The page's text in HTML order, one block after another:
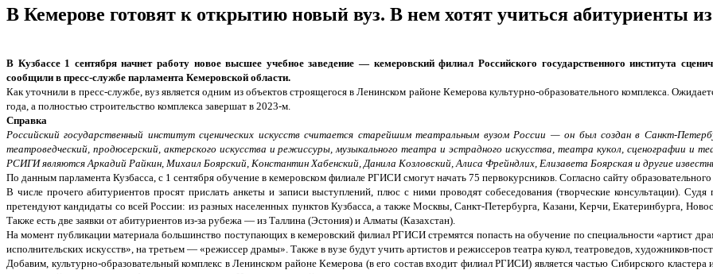
В Кемерове готовят к открытию новый вуз. В нем хотят учиться абитуриенты
В Кузбассе 1 сентября начнет работу новое высшее учебное заведение — кемеровский филиал Российского государственного института
сообщили в пресс-службе парламента Кемеровской области.
Как уточнили в пресс-службе, вуз является одним из объектов строящегося в Ленинском районе Кемерова культурно-образовательного комплекса.
года, а полностью строительство комплекса завершат в 2023-м.
Справка
Российский государственный институт сценических искусств считается старейшим театральным вузом России — он был создан в Санкт-
театроведческий, продюсерский, актерского искусства и режиссуры, музыкального театра и эстрадного искусства, театра кукол, сценографии и
РСИГИ являются Аркадий Райкин, Михаил Боярский, Константин Хабенский, Данила Козловский, Алиса Фрейндлих, Елизавета Боярская и другие
По данным парламента Кузбасса, с 1 сентября обучение в кемеровском филиале РГИСИ смогут начать 75 первокурсников. Согласно сайту
В числе прочего абитуриентов просят прислать анкеты и записи выступлений, плюс с ними проводят собеседования (творческие консультации).
претендуют кандидаты со всей России: из разных населенных пунктов Кузбасса, а также Москвы, Санкт-Петербурга, Казани, Керчи, Екатеринбурга,
Также есть две заявки от абитуриентов из-за рубежа — из Таллина (Эстония) и Алматы (Казахстан).
На момент публикации материала большинство поступающих в кемеровский филиал РГИСИ стремятся попасть на обучение по специальности «артист
исполнительских искусств», на третьем — «режиссер драмы». Также в вузе будут учить артистов и режиссеров театра кукол, театроведов, художников-
Добавим, культурно-образовательный комплекс в Ленинском районе Кемерова (в его состав входит филиал РГИСИ) является частью Сибирского кластера